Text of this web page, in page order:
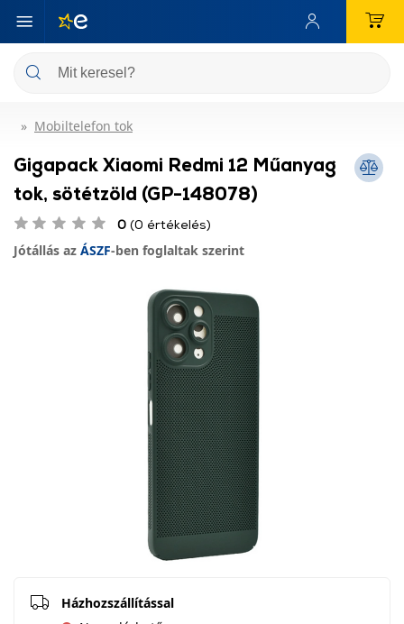
Mobiltelefon tok
Gigapack Xiaomi Redmi 12 Műanyag
tok, sötétzöld (GP-148078)
0 (0 értékelés)
Jótállás az ÁSZF-ben foglaltak szerint
Házhozszállítással